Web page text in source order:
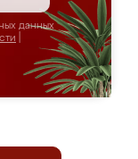
данных